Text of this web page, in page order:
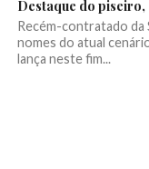
Destaque do piseiro,
Recém-contratado da
nomes do atual
lança neste fim...